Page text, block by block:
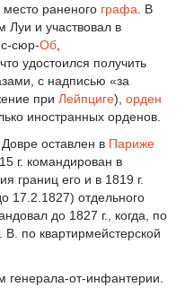
раненого графа. В
Луи и участвовал в
сюр-Об,
удостоился получить
с надписью «за
при Лейпциге), орден
иностранных орденов.
оставлен в Париже
г. командирован в
границ его и в 1819 г.
17.2.1827) отдельного
до 1827 г., когда, по
по квартирмейстерской
генерала-от-инфантерии.